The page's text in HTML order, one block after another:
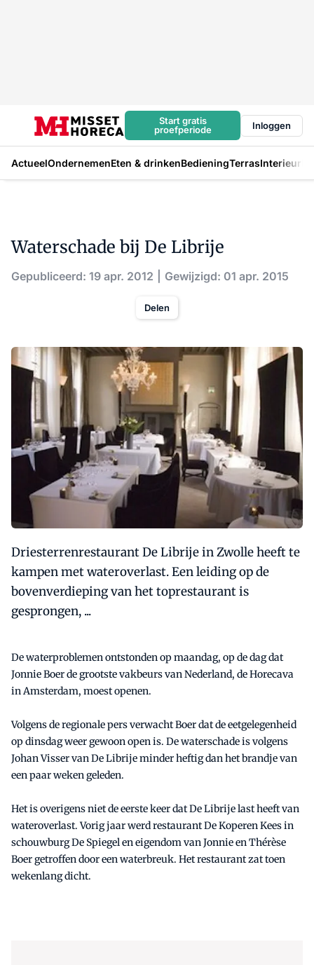
Start gratis
proefperiode
Inloggen
ActueelOndernemenEten & drinkenBedieningTerrasInterieur
Waterschade bij De Librije
Gepubliceerd: 19 apr. 2012 Gewijzigd: 01 apr. 2015
Delen
Driesterrenrestaurant De Librije in Zwolle heeft te
kampen met wateroverlast. Een leiding op de
bovenverdieping van het toprestaurant is
gesprongen, ...
De waterproblemen ontstonden op maandag, op de dag dat
Jonnie Boer de grootste vakbeurs van Nederland, de Horecava
in Amsterdam, moest openen.
Volgens de regionale pers verwacht Boer dat de eetgelegenheid
op dinsdag weer gewoon open is. De waterschade is volgens
Johan Visser van De Librije minder heftig dan het brandje van
een paar weken geleden.
Het is overigens niet de eerste keer dat De Librije last heeft van
wateroverlast. Vorig jaar werd restaurant De Koperen Kees in
schouwburg De Spiegel en eigendom van Jonnie en Thérèse
Boer getroffen door een waterbreuk. Het restaurant zat toen
wekenlang dicht.